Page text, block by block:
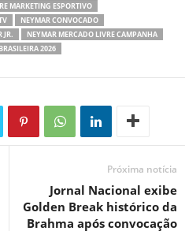
MARKETING ESPORTIVO
NEYMAR CONVOCADO
JR.
NEYMAR MERCADO LIVRE CAMPANHA
2026
Próxima notícia
Jornal Nacional exibe
Golden Break histórico da
Brahma após convocação